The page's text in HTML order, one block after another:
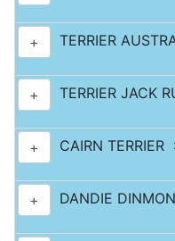
+ TERRIER
+ TERRIER JACK
+ CAIRN
+ DANDIE